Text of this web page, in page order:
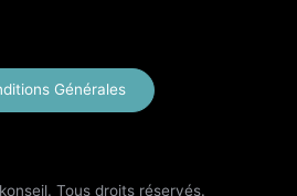
Générales
Tous droits réservés.